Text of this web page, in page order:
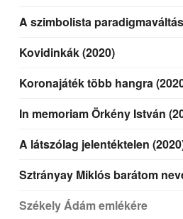
A szimbolista
Kovidinkák (2020)
Koronajáték több hangra
In memoriam Örkény István
A látszólag jelentéktelen
Sztrányay Miklós barátom
Székely Ádám emlékére